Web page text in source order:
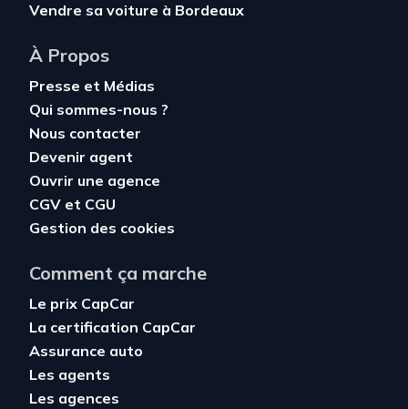
Vendre sa voiture à Bordeaux
À Propos
Presse et Médias
Qui sommes-nous ?
Nous contacter
Devenir agent
Ouvrir une agence
CGV et CGU
Gestion des cookies
Comment ça marche
Le prix CapCar
La certification CapCar
Assurance auto
Les agents
Les agences